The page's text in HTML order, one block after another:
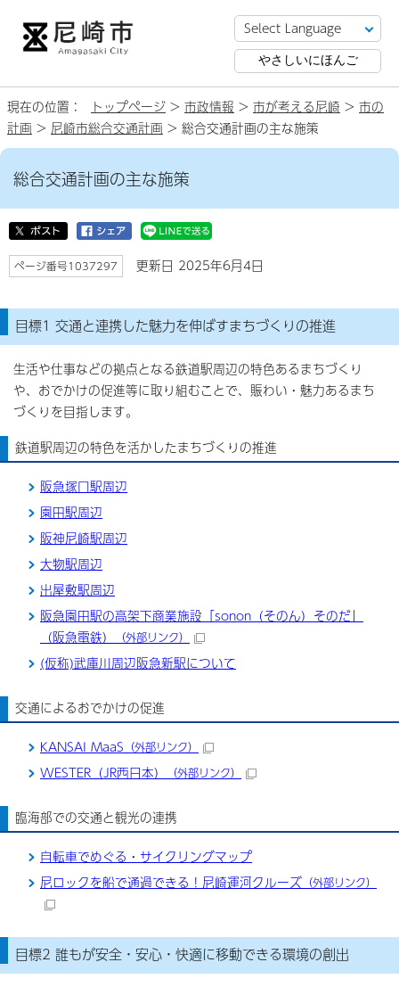
やさしいにほんご
現在の位置： トップページ > 市政情報 > 市が考える尼崎 > 市の
計画 > 尼崎市総合交通計画 > 総合交通計画の主な施策
総合交通計画の主な施策
ページ番号1037297 更新日 2025年6月4日
目標1 交通と連携した魅力を伸ばすまちづくりの推進
生活や仕事などの拠点となる鉄道駅周辺の特色あるまちづくり
や、おでかけの促進等に取り組むことで、賑わい・魅力あるまち
づくりを目指します。
鉄道駅周辺の特色を活かしたまちづくりの推進
阪急塚口駅周辺
園田駅周辺
阪神尼崎駅周辺
大物駅周辺
出屋敷駅周辺
阪急園田駅の高架下商業施設「sonon（そのん）そのだ」
（阪急電鉄）
（外部リンク）
(仮称)武庫川周辺阪急新駅について
交通によるおでかけの促進
KANSAI MaaS （外部リンク）
WESTER（JR西日本） （外部リンク）
臨海部での交通と観光の連携
自転車でめぐる・サイクリングマップ
尼ロックを船で通過できる！尼崎運河クルーズ （外部リンク）
目標2 誰もが安全・安心・快適に移動できる環境の創出